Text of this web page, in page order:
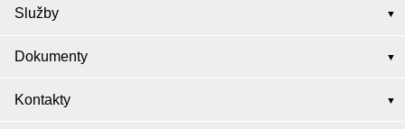
Služby
Dokumenty
Kontakty